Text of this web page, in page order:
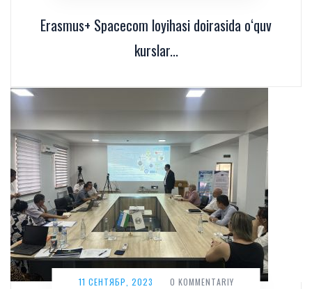
Erasmus+ Spacecom loyihasi doirasida o‘quv
kurslar...
11 СЕНТЯБР, 2023 0 KOMMENTARIY